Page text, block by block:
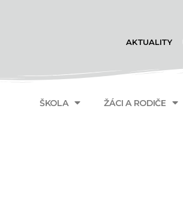
AKTUALITY
ŠKOLA ŽÁCI A RODIČE